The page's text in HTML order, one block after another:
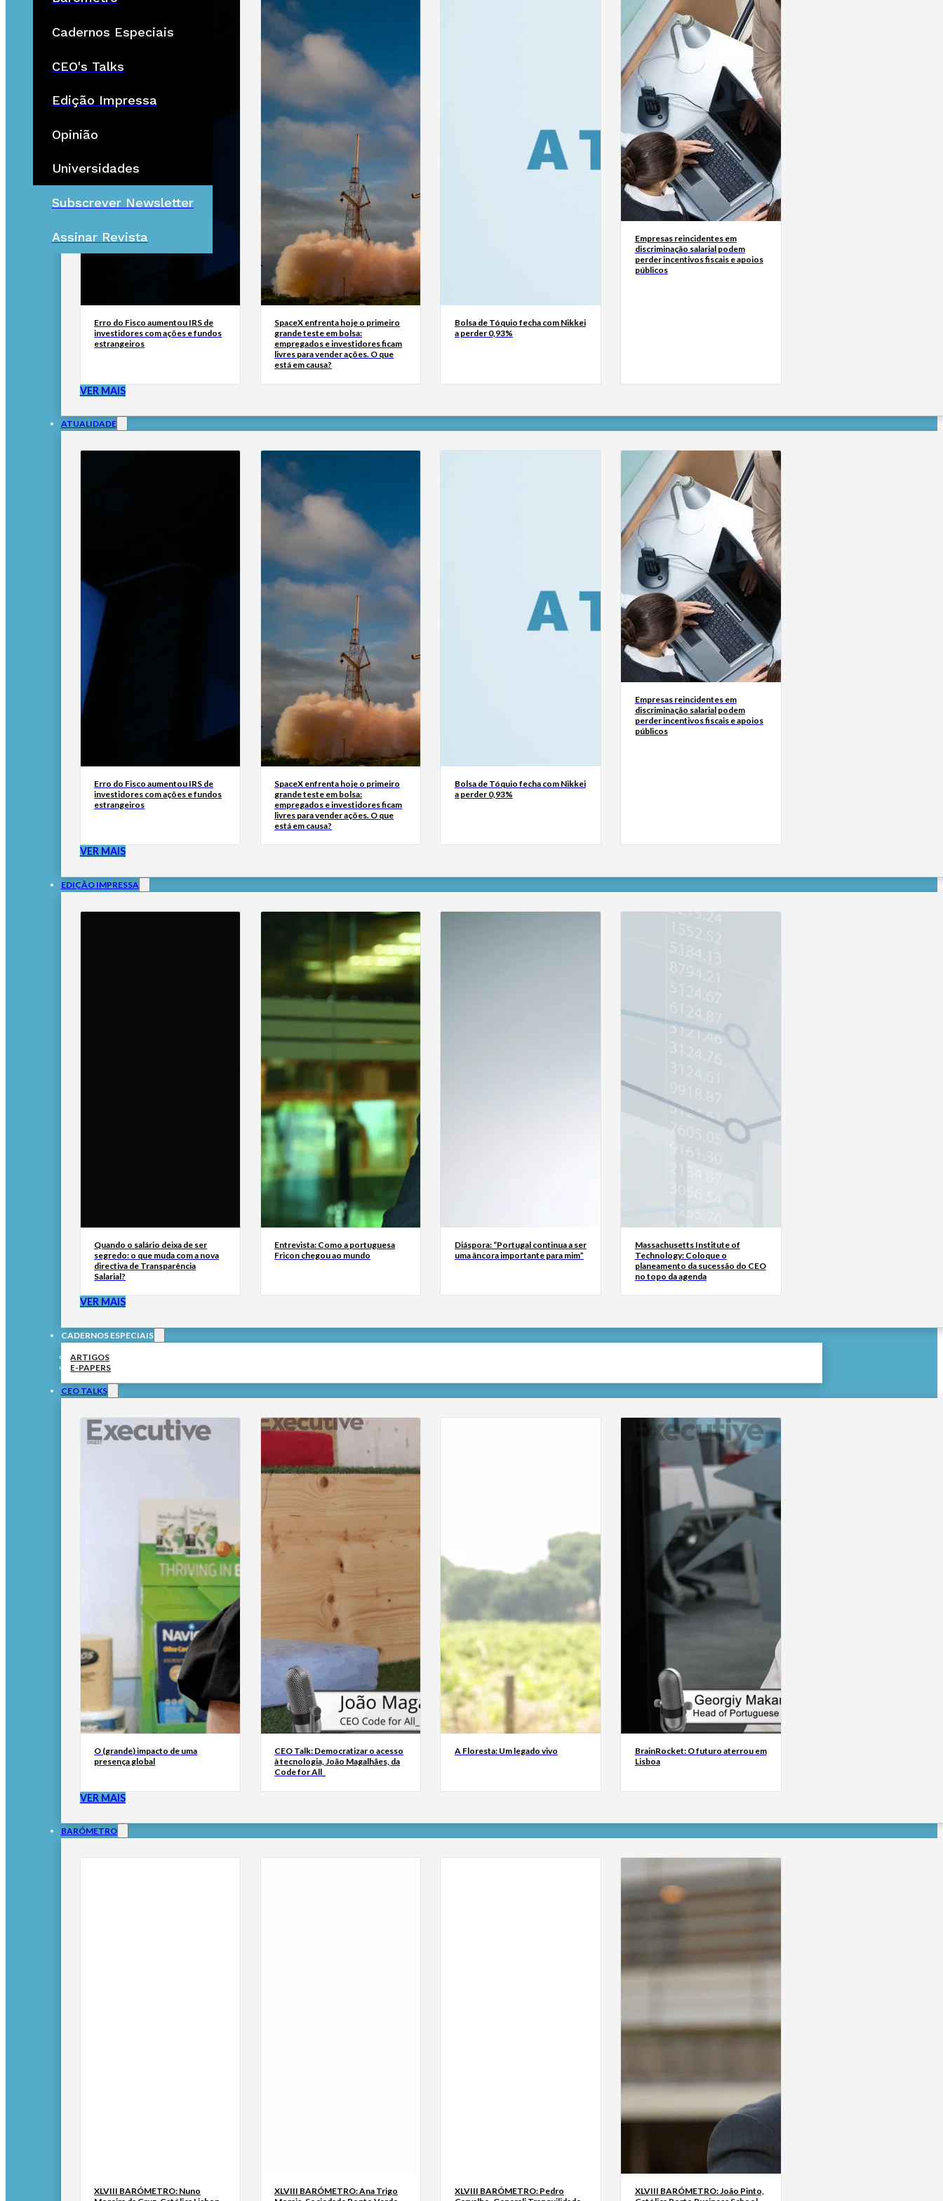
Cadernos Especiais
CEO's Talks
Edição Impressa
Opinião
Universidades
Subscrever Newsletter
Assinar Revista
Erro do Fisco aumentou IRS de
investidores com ações e fundos
estrangeiros
SpaceX enfrenta hoje o primeiro
grande teste em bolsa:
empregados e investidores ficam
livres para vender ações. O que
está em causa?
Bolsa de Tóquio fecha com Nikkei
a perder 0,93%
Empresas reincidentes em
discriminação salarial podem
perder incentivos fiscais e apoios
públicos
VER MAIS
ATUALIDADE
Erro do Fisco aumentou IRS de
investidores com ações e fundos
estrangeiros
SpaceX enfrenta hoje o primeiro
grande teste em bolsa:
empregados e investidores ficam
livres para vender ações. O que
está em causa?
Bolsa de Tóquio fecha com Nikkei
a perder 0,93%
Empresas reincidentes em
discriminação salarial podem
perder incentivos fiscais e apoios
públicos
VER MAIS
EDIÇÃO IMPRESSA
Quando o salário deixa de ser
segredo: o que muda com a nova
directiva de Transparência
Salarial?
Entrevista: Como a portuguesa
Fricon chegou ao mundo
Diáspora: “Portugal continua a ser
uma âncora importante para mim”
Massachusetts Institute of
Technology: Coloque o
planeamento da sucessão do CEO
no topo da agenda
VER MAIS
CADERNOS ESPECIAIS
ARTIGOS
E-PAPERS
CEO TALKS
O (grande) impacto de uma
presença global
CEO Talk: Democratizar o acesso
à tecnologia, João Magalhães, da
Code for All_
A Floresta: Um legado vivo
BrainRocket: O futuro aterrou em
Lisboa
VER MAIS
BARÓMETRO
XLVIII BARÓMETRO: Nuno
XLVIII BARÓMETRO: Ana Trigo
XLVIII BARÓMETRO: Pedro
XLVIII BARÓMETRO: João Pinto,